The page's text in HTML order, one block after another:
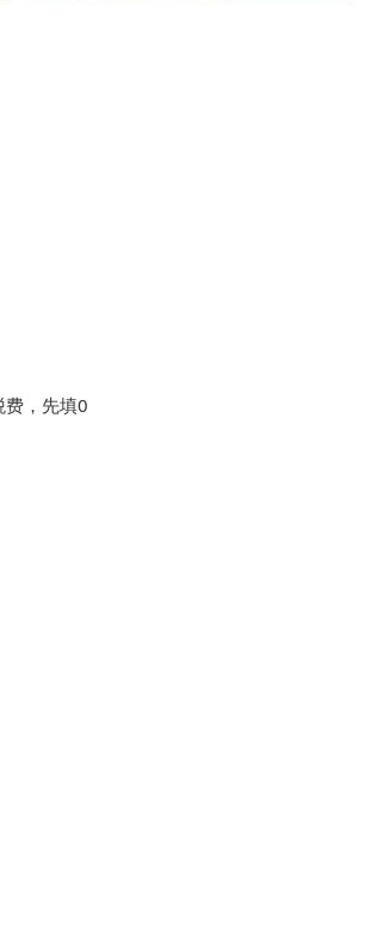
，先填0